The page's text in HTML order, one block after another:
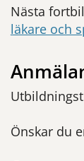
Nästa
läkare och
Önskar du